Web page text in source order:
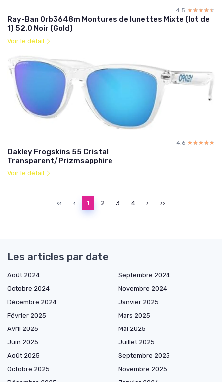
4.5 ☆☆☆☆☆
★★★★★
Ray-Ban 0rb3648m Montures de lunettes Mixte (lot de
1) 52.0 Noir (Gold)
Voir le détail
4.6 ☆☆☆☆☆
★★★★★
Oakley Frogskins 55 Cristal
Transparent/Prizmsapphire
Voir le détail
‹‹ ‹ 1 2 3 4 › ››
Les articles par date
Août 2024
Septembre 2024
Octobre 2024
Novembre 2024
Décembre 2024
Janvier 2025
Février 2025
Mars 2025
Avril 2025
Mai 2025
Juin 2025
Juillet 2025
Août 2025
Septembre 2025
Octobre 2025
Novembre 2025